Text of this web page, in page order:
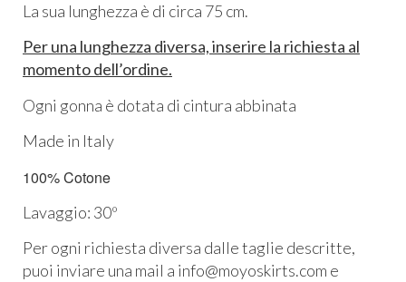
La sua lunghezza è di circa 75 cm.
Per una lunghezza diversa, inserire la richiesta al
momento dell’ordine.
Ogni gonna è dotata di cintura abbinata
Made in Italy
100% Cotone
Lavaggio: 30º
Per ogni richiesta diversa dalle taglie descritte,
puoi inviare una mail a info@moyoskirts.com e